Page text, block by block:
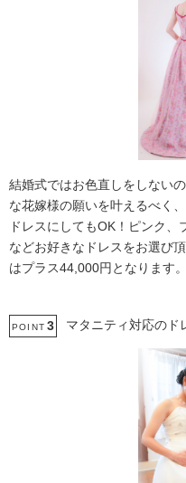
結婚式ではお色直しをしない
な花嫁様の願いを叶えるべく
ドレスにしてもOK！ピンク
などお好きなドレスをお選び
はプラス44,000円となります。
POINT 3 マタニティ対応の